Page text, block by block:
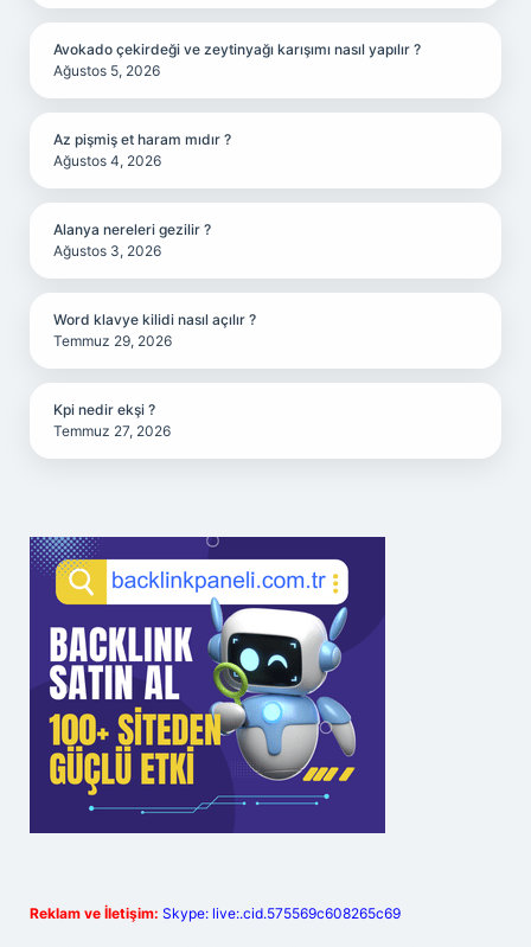
Avokado çekirdeği ve zeytinyağı karışımı nasıl yapılır ?
Ağustos 5, 2026
Az pişmiş et haram mıdır ?
Ağustos 4, 2026
Alanya nereleri gezilir ?
Ağustos 3, 2026
Word klavye kilidi nasıl açılır ?
Temmuz 29, 2026
Kpi nedir ekşi ?
Temmuz 27, 2026
Reklam ve İletişim: Skype: live:.cid.575569c608265c69